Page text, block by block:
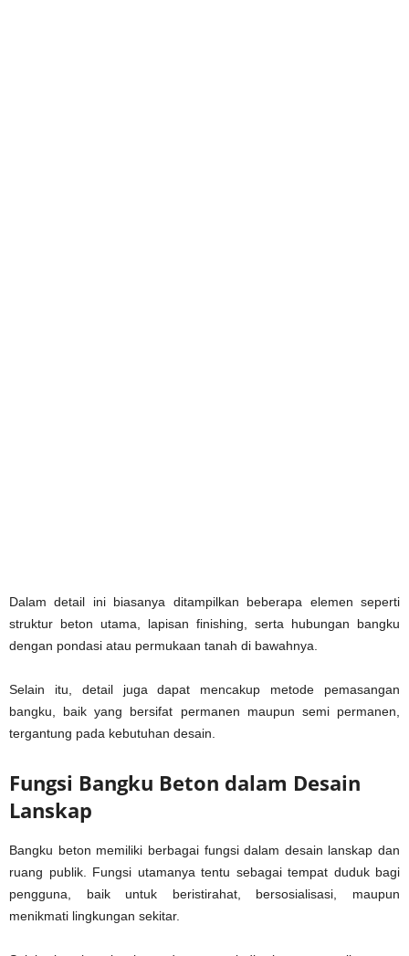
Dalam detail ini biasanya ditampilkan beberapa elemen seperti
struktur beton utama, lapisan finishing, serta hubungan bangku
dengan pondasi atau permukaan tanah di bawahnya.
Selain itu, detail juga dapat mencakup metode pemasangan
bangku, baik yang bersifat permanen maupun semi permanen,
tergantung pada kebutuhan desain.
Fungsi Bangku Beton dalam Desain
Lanskap
Bangku beton memiliki berbagai fungsi dalam desain lanskap dan
ruang publik. Fungsi utamanya tentu sebagai tempat duduk bagi
pengguna, baik untuk beristirahat, bersosialisasi, maupun
menikmati lingkungan sekitar.